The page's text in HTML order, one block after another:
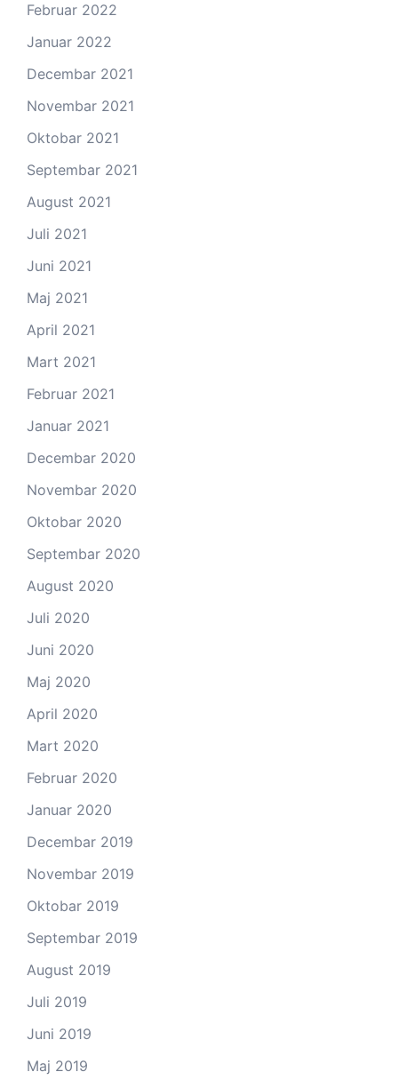
Februar 2022
Januar 2022
Decembar 2021
Novembar 2021
Oktobar 2021
Septembar 2021
August 2021
Juli 2021
Juni 2021
Maj 2021
April 2021
Mart 2021
Februar 2021
Januar 2021
Decembar 2020
Novembar 2020
Oktobar 2020
Septembar 2020
August 2020
Juli 2020
Juni 2020
Maj 2020
April 2020
Mart 2020
Februar 2020
Januar 2020
Decembar 2019
Novembar 2019
Oktobar 2019
Septembar 2019
August 2019
Juli 2019
Juni 2019
Maj 2019